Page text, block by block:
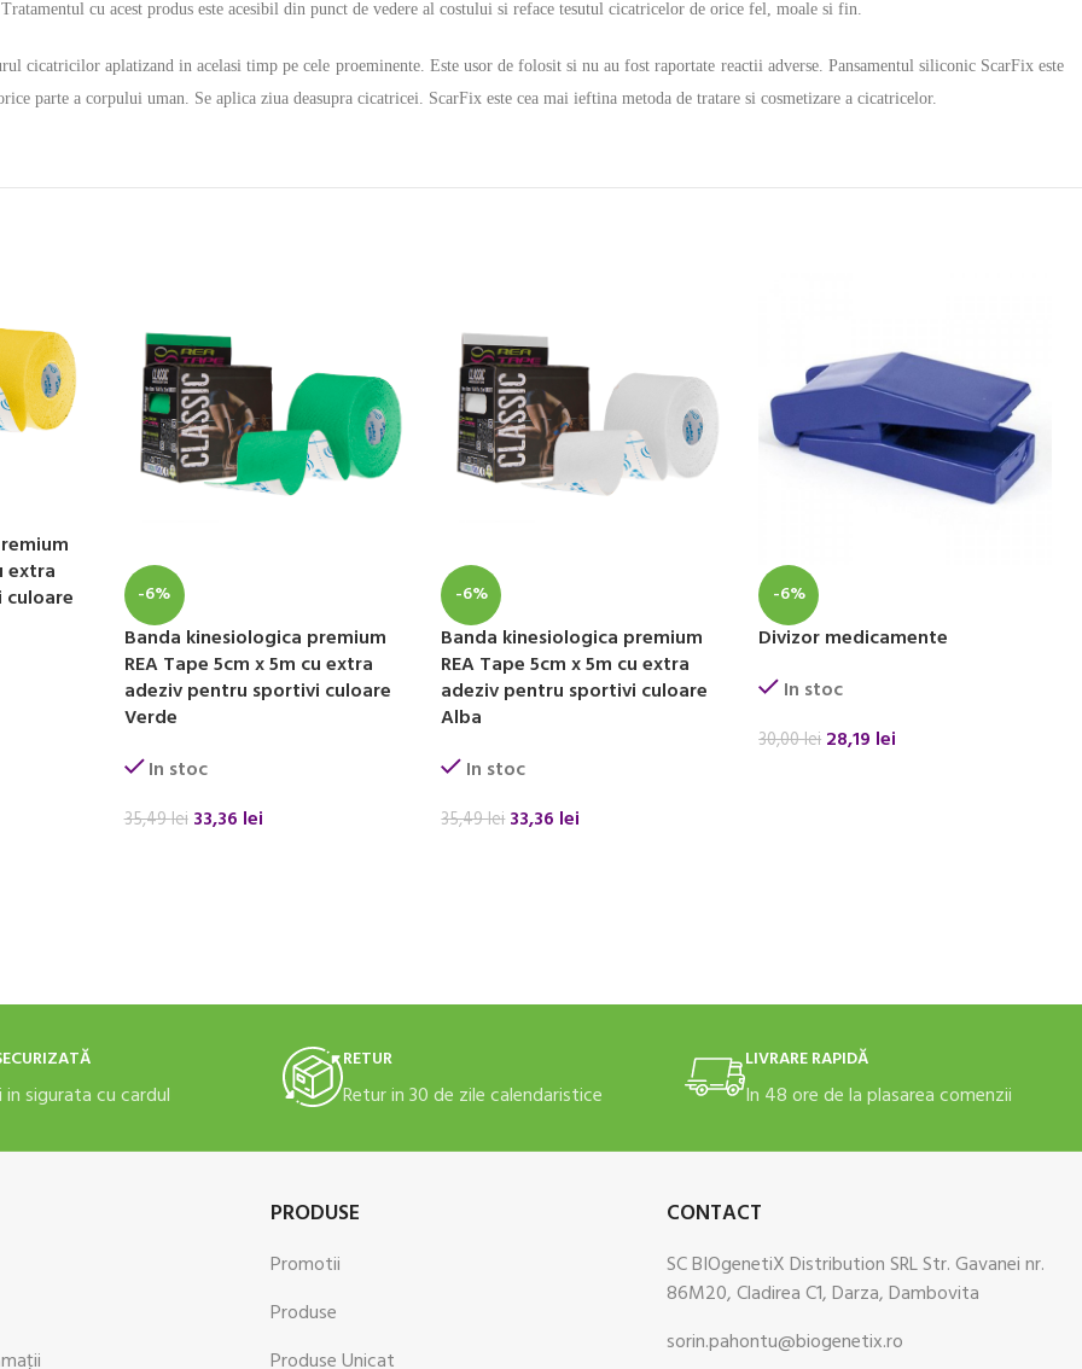
cu acest produs este acesibil din punct de vedere al costului si reface tesutul cicatricelor de orice fel, moale si fin.
cicatricilor aplatizand in acelasi timp pe cele proeminente. Este usor de folosit si nu au fost raportate reactii adverse. Pansamentul siliconic ScarFix este
parte a corpului uman. Se aplica ziua deasupra cicatricei. ScarFix este cea mai ieftina metoda de tratare si cosmetizare a cicatricelor.
extra
-6%
Banda kinesiologica premium
REA Tape 5cm x 5m cu extra
adeziv pentru sportivi culoare
Verde
In stoc
35,49lei 33,36 lei
-6%
Banda kinesiologica premium
REA Tape 5cm x 5m cu extra
adeziv pentru sportivi culoare
Alba
In stoc
35,49lei 33,36 lei
-6%
Divizor medicamente
In stoc
30,00lei 28,19 lei
sigurata cu cardul
RETUR
Retur in 30 de zile calendaristice
LIVRARE RAPIDĂ
In 48 ore de la plasarea comenzii
PRODUSE
Promotii
Produse
Produse Unicat
CONTACT
SC BIOgenetiX Distribution SRL Str. Gavanei nr.
86M20, Cladirea C1, Darza, Dambovita
sorin.pahontu@biogenetix.ro